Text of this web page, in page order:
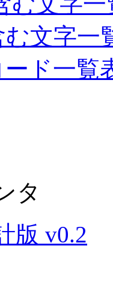
文字一
ード一覧
タ
版 v0.2